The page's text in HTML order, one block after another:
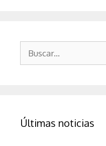
Últimas noticias